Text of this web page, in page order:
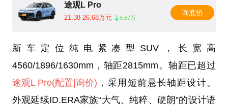
途观L Pro
21.38-26.68万元 5.67万
询底价
新车定位纯电紧凑型SUV，长宽高
4560/1896/1630mm，轴距2815mm。轴距已超过
途观L Pro(配置 |询价) ，采用短前悬长轴距设计。
外观延续ID.ERA家族“大气、纯粹、硬朗”的设计语